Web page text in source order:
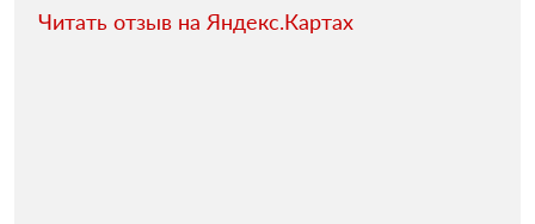
Читать отзыв на Яндекс.Картах